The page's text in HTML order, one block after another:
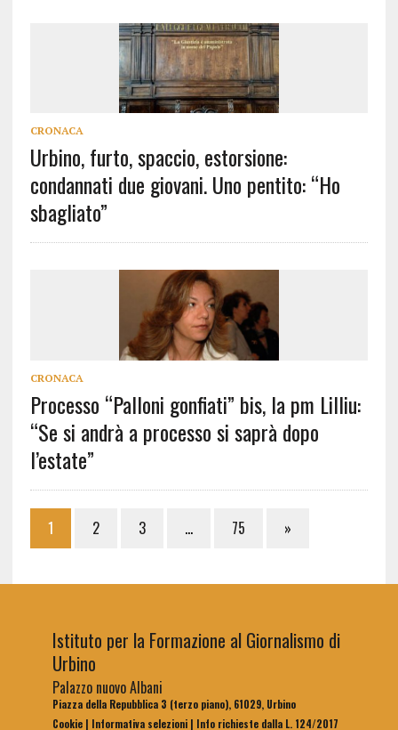
CRONACA
Urbino, furto, spaccio, estorsione:
condannati due giovani. Uno pentito: “Ho
sbagliato”
CRONACA
Processo “Palloni gonfiati” bis, la pm Lilliu:
“Se si andrà a processo si saprà dopo
l’estate”
1 2 3 … 75 »
Istituto per la Formazione al Giornalismo di
Urbino
Palazzo nuovo Albani
Piazza della Repubblica 3 (terzo piano), 61029, Urbino
Cookie| Informativa selezioni| Info richieste dalla L. 124/2017